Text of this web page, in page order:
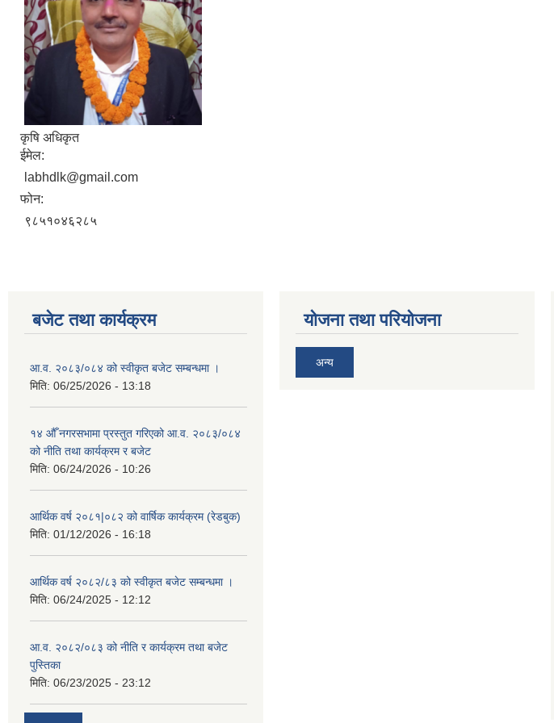
कृषि अधिकृत
ईमेल:
labhdlk@gmail.com
फोन:
९८५१०४६२८५
बजेट तथा कार्यक्रम
आ.व. २०८३/०८४ को स्वीकृत बजेट सम्बन्धमा ।
मिति: 06/25/2026 - 13:18
१४ औँ नगरसभामा प्रस्तुत गरिएको आ.व. २०८३/०८४
को नीति तथा कार्यक्रम र बजेट
मिति: 06/24/2026 - 10:26
आर्थिक वर्ष २०८१|०८२ को वार्षिक कार्यक्रम (रेडबुक)
मिति: 01/12/2026 - 16:18
आर्थिक वर्ष २०८२/८३ को स्वीकृत बजेट सम्बन्धमा ।
मिति: 06/24/2025 - 12:12
आ.व. २०८२/०८३ को नीति र कार्यक्रम तथा बजेट
पुस्तिका
मिति: 06/23/2025 - 23:12
योजना तथा परियोजना
अन्य